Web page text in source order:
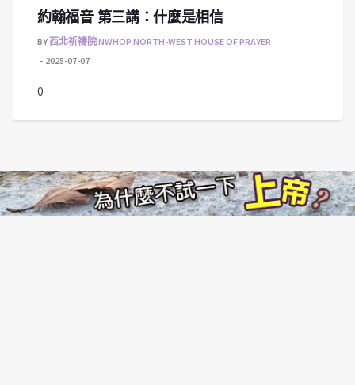
約翰福音 第三講：什麼是相信
BY西北祈禱院 NWHOP NORTH-WEST HOUSE OF PRAYER
2025-07-07
0